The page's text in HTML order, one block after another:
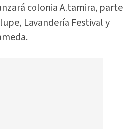
colonia Altamira, parte
Lavandería Festival y